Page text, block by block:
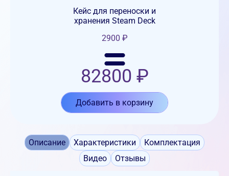
Кейс для переноски и
хранения Steam Deck
2900 ₽
82800 ₽
Добавить в корзину
Описание Характеристики
Комплектация
Видео
Отзывы